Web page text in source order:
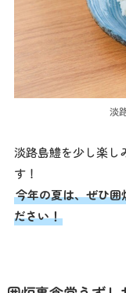
淡
淡路島鱧を少し楽し
す！
今年の夏は、ぜひ
ださい！